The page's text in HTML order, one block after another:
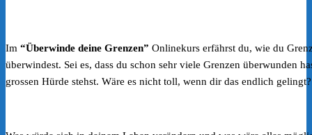
Im “Überwinde deine Grenzen” Onlinekurs erfährst du, wie du
überwindest. Sei es, dass du schon sehr viele Grenzen überwunden
grossen Hürde stehst. Wäre es nicht toll, wenn dir das endlich gelingt?